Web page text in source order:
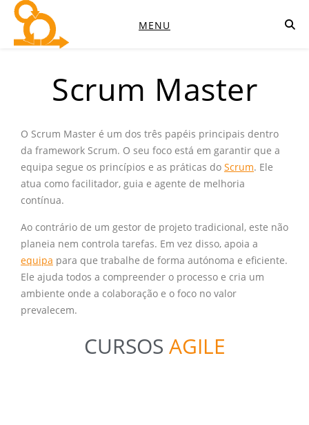
MENU
Scrum Master
O Scrum Master é um dos três papéis principais dentro
da framework Scrum. O seu foco está em garantir que a
equipa segue os princípios e as práticas do Scrum. Ele
atua como facilitador, guia e agente de melhoria
contínua.
Ao contrário de um gestor de projeto tradicional, este não
planeia nem controla tarefas. Em vez disso, apoia a
equipa para que trabalhe de forma autónoma e eficiente.
Ele ajuda todos a compreender o processo e cria um
ambiente onde a colaboração e o foco no valor
prevalecem.
CURSOS AGILE